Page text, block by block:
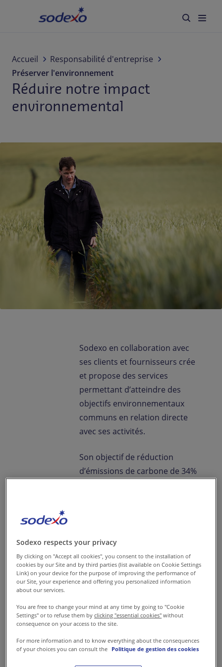
Secteurs
Marques et Services
Qui sommes-nous
Carrière
Contact
Presse
Accueil
Responsabilité d'entreprise
Préserver l'environnement
Réduire notre impact
environnemental
Sodexo en collaboration avec
ses clients et fournisseurs crée
et propose des services
permettant d’atteindre des
objectifs environnementaux
communs en relation directe
avec ses activités.
Son objectif de réduction
d’émissions de carbone de 34%
Targets (SBTi), faisant de
Sodexo la première entreprise
de restauration engagée à
aligner ses activités pour
température mondiale à 1,5°C
par rapport aux niveaux
préindustriels.
Ses émissions directes de gaz à
Sodexo respects your privacy
By clicking on "Accept all cookies", you consent to the installation of
cookies by our Site and by third parties (list available on Cookie Settings
Link) on your device for the purpose of improving the performance of
our Site, your experience and offering you personalized information
about our services.
You are free to change your mind at any time by going to "Cookie
Settings" or to refuse them byclicking "essential cookies" without
consequence on your access to the site.
For more information and to know everything about the consequences
of your choices you can consult the Politique de gestion des cookies